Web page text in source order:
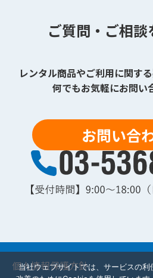
ご質問・ご相
レンタル商品やご利用に関す
何でもお気軽にお問い
お問い合
個人情報保護方針
当社ウェブサイトでは、サービスの利